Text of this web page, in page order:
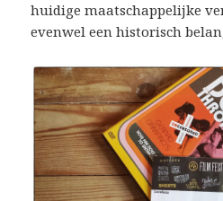
huidige maatschappelijke
evenwel een historisch